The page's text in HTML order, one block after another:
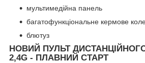
мультимедійна панель
багатофункціональне кермове
блютуз
НОВИЙ ПУЛЬТ
2,4G - ПЛАВНИЙ СТАРТ